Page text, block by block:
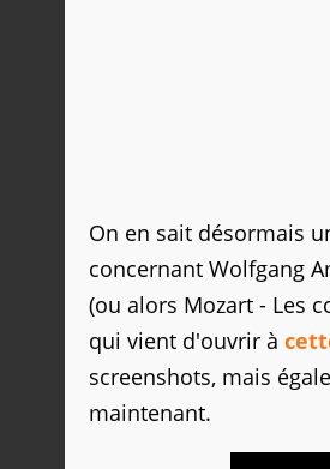
On en sait désormais
concernant Wolfgang
(ou alors Mozart - Les
qui vient d'ouvrir à
screenshots, mais
maintenant.